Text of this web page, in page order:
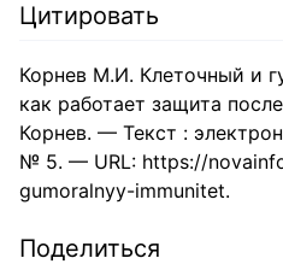
Цитировать
Корнев М.И. Клеточный и
как работает защита
Корнев. — Текст :
№ 5. — URL: https://
gumoralnyy-immunitet.
Поделиться